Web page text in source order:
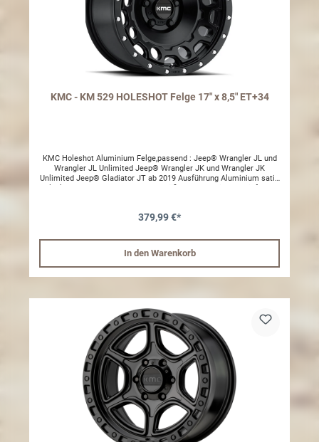
KMC - KM 529 HOLESHOT Felge 17" x 8,5" ET+34
KMC Holeshot Aluminium Felge,passend : Jeep® Wrangler JL und
Wrangler JL Unlimited Jeep® Wrangler JK und Wrangler JK
Unlimited Jeep® Gladiator JT ab 2019 Ausführung Aluminium satin
sind folgende Reifengrößen unter Berücksichtigung der jeweiligen
(U=2452 mm) 285 / 70 R17 – (U=2500 mm) 285 / 75 R17 – (U=2500
mm) 315 / 70 R17 – (U=2665 mm) 33 x 12,50 R17 – (U=2520
Jeep Wrangler JL 18- und Gladiator JT Radmuttern andere
Radmuttern verwendet werden
379,99 €*
In den Warenkorb